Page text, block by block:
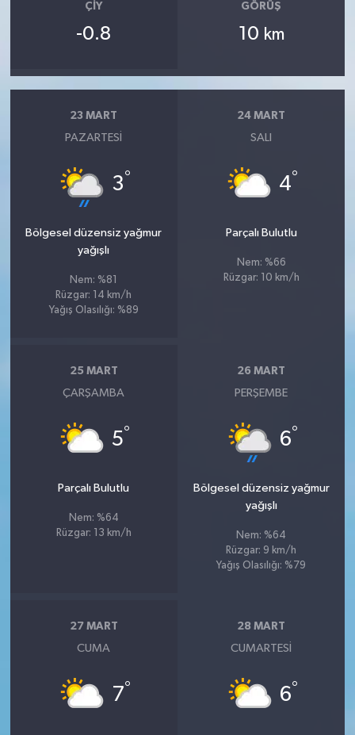
ÇIY
-0.8
GÖRÜŞ
10 km
23 MART
PAZARTESI
3°
Bölgesel düzensiz yağmur
yağışlı
Nem: %81
Rüzgar: 14 km/h
Yağış Olasılığı: %89
24 MART
SALI
4°
Parçalı Bulutlu
Nem: %66
Rüzgar: 10 km/h
25 MART
ÇARŞAMBA
5°
Parçalı Bulutlu
Nem: %64
Rüzgar: 13 km/h
26 MART
PERŞEMBE
6°
Bölgesel düzensiz yağmur
yağışlı
Nem: %64
Rüzgar: 9 km/h
Yağış Olasılığı: %79
27 MART
CUMA
7°
28 MART
CUMARTESI
6°